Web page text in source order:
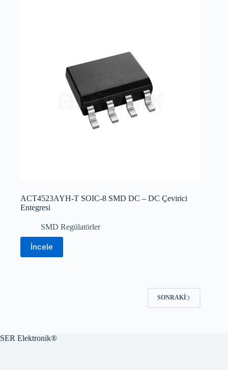
ACT4523AYH-T SOIC-8 SMD DC – DC Çevirici
Entegresi
SMD Regülatörler
İncele
SONRAKI
SER Elektronik®